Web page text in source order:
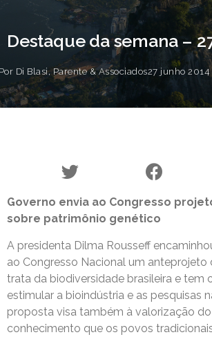
Destaque da semana –
Di Blasi, Parente & Associados27 junho 2014
Governo envia ao Congresso
sobre patrimônio genético
A presidenta Dilma Rousseff
ao Congresso Nacional um anteprojeto
trata da biodiversidade brasileira e tem
estimular a bioindústria e as pesquisas
proposta visa também à valorização do
conhecimento que os povos